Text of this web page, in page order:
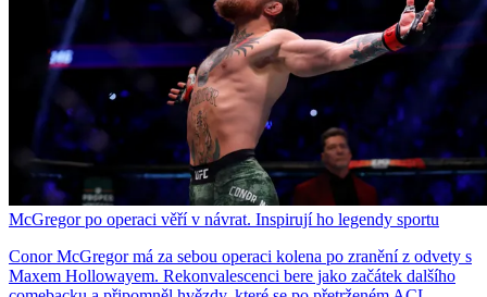
McGregor po operaci věří v návrat. Inspirují ho legendy sportu
Conor McGregor má za sebou operaci kolena po zranění z odvety s
Maxem Hollowayem. Rekonvalescenci bere jako začátek dalšího